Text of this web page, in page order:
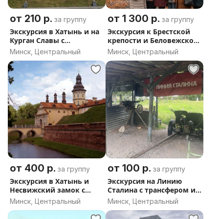
На чём поедем:
Наши экскурсии начинаются с комфорта. Мы
забираем вас из любой точки Минска (отель,
аэропорт, вокзал, квартира) на современных,
ухоженных автомобилях с профессиональными
водителями.
Для любой компании найдётся подходящий
транспорт:
Для 1-4 человек: Просторные седаны Geely E5,
Volkswagen Passat или Škoda Octavia. Идеальная
тишина в салоне, плавность хода и достаточно
места для багажа.
Для 5-8 человек: Вместительные минивэны
Volkswagen Caddy, Citroën SpaceTourer или Toyota
ProAce Verso. Каждому пассажиру — удобное
от 210 р. за группу
Экскурсия в Хатынь и на
Курган Славы с
трансфером из Минска
Минск, Центральный
от 1 300 р. за группу
Экскурсия к Брестской
крепости и Беловежской
пуще с трансфером из
Минска
Минск, Центральный
от 400 р. за группу
Экскурсия в Хатынь и
Несвижский замок с
трансфером из Минска
Минск, Центральный
от 100 р. за группу
Экскурсия на Линию
Сталина с трансфером из
Минска
Минск, Центральный